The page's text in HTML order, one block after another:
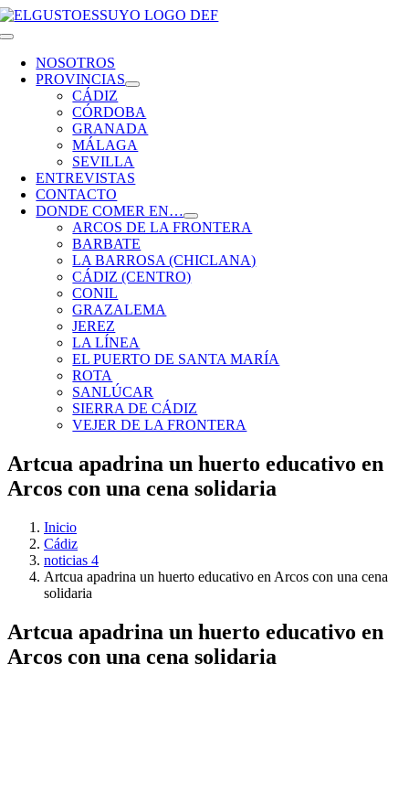
Saltar
al
Toggle
NavigationNOSOTROS
PROVINCIAS
CÁDIZ
CÓRDOBA
GRANADA
MÁLAGA
SEVILLA
ENTREVISTAS
CONTACTO
DONDE COMER EN…
ARCOS DE LA FRONTERA
BARBATE
LA BARROSA (CHICLANA)
CÁDIZ (CENTRO)
CONIL
GRAZALEMA
JEREZ
LA LÍNEA
EL PUERTO DE SANTA MARÍA
ROTA
SANLÚCAR
SIERRA DE CÁDIZ
VEJER DE LA FRONTERA
Artcua apadrina un huerto educativo en
Arcos con una cena solidaria
Inicio
Cádiz
noticias 4
Artcua apadrina un huerto educativo en Arcos con una cena
solidaria
Artcua apadrina un huerto educativo en
Arcos con una cena solidaria